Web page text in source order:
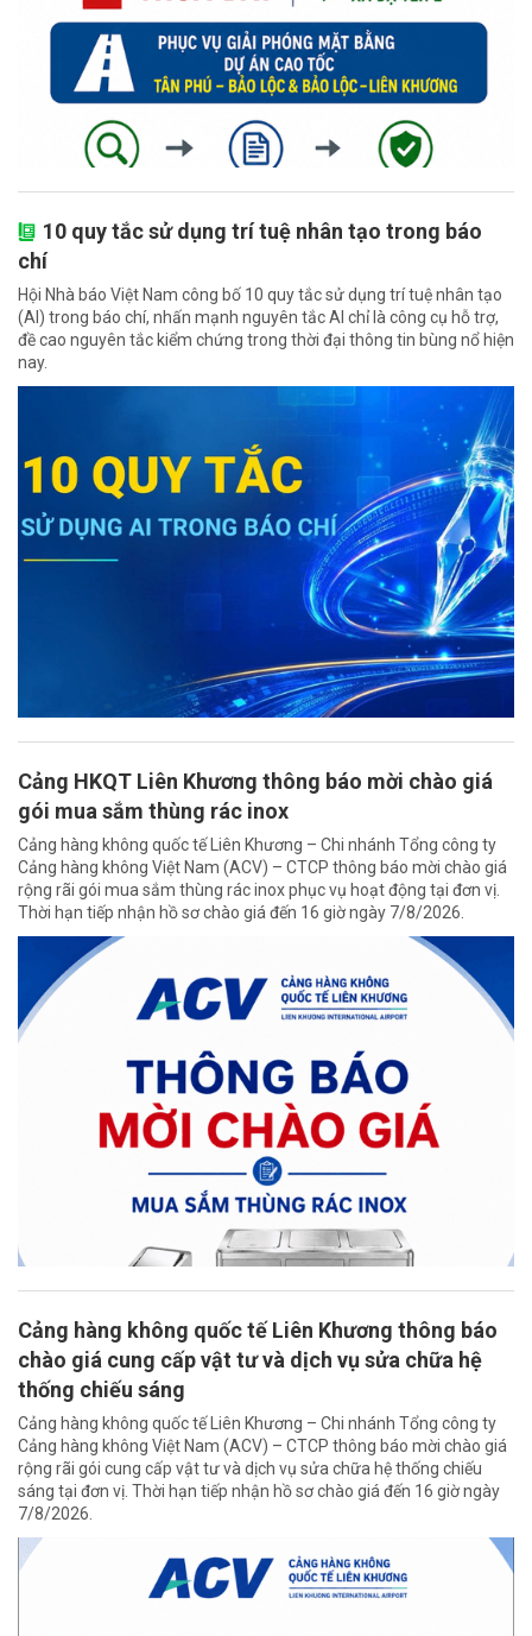
10 quy tắc sử dụng trí tuệ nhân tạo trong báo
chí
Hội Nhà báo Việt Nam công bố 10 quy tắc sử dụng trí tuệ nhân tạo
(AI) trong báo chí, nhấn mạnh nguyên tắc AI chỉ là công cụ hỗ trợ,
đề cao nguyên tắc kiểm chứng trong thời đại thông tin bùng nổ hiện
nay.
Cảng HKQT Liên Khương thông báo mời chào giá
gói mua sắm thùng rác inox
Cảng hàng không quốc tế Liên Khương – Chi nhánh Tổng công ty
Cảng hàng không Việt Nam (ACV) – CTCP thông báo mời chào giá
rộng rãi gói mua sắm thùng rác inox phục vụ hoạt động tại đơn vị.
Thời hạn tiếp nhận hồ sơ chào giá đến 16 giờ ngày 7/8/2026.
Cảng hàng không quốc tế Liên Khương thông báo
chào giá cung cấp vật tư và dịch vụ sửa chữa hệ
thống chiếu sáng
Cảng hàng không quốc tế Liên Khương – Chi nhánh Tổng công ty
Cảng hàng không Việt Nam (ACV) – CTCP thông báo mời chào giá
rộng rãi gói cung cấp vật tư và dịch vụ sửa chữa hệ thống chiếu
sáng tại đơn vị. Thời hạn tiếp nhận hồ sơ chào giá đến 16 giờ ngày
7/8/2026.